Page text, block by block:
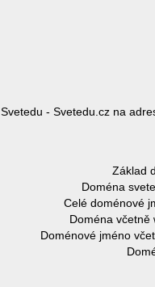
Svetedu - Svetedu.cz na
Základ
Doména
Celé doménové
Doména včetně
Doménové jméno